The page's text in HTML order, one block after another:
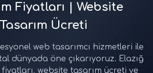
Fiyatları | Website
Tasarım Ücreti
web tasarımcı hizmetleri ile
dünyada öne çıkarıyoruz. Elazığ
website tasarım ücreti ve